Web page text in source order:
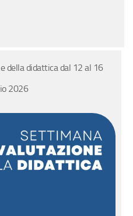
della didattica dal 12 al 16
2026